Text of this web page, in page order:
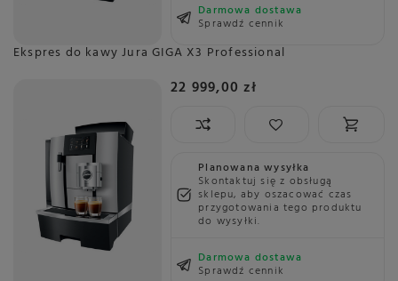
Darmowa dostawa
Sprawdź cennik
Ekspres do kawy Jura GIGA X3 Professional
22 999,00 zł
Planowana wysyłka
Skontaktuj się z obsługą
sklepu, aby oszacować czas
przygotowania tego produktu
do wysyłki.
Darmowa dostawa
Sprawdź cennik